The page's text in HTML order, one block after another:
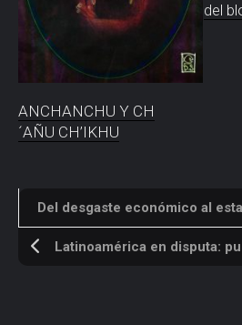
ANCHANCHU Y CH
´AÑU CH’IKHU
del